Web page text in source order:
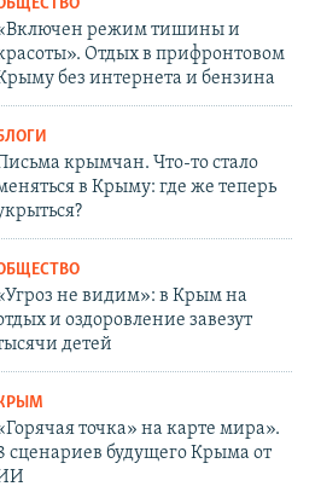
режим тишины и
Отдых в прифронтовом
без интернета и бензина
крымчан. Что-то стало
в Крыму: где же теперь
не видим»: в Крым на
и оздоровление завезут
детей
точка» на карте мира».
сценариев будущего Крыма от